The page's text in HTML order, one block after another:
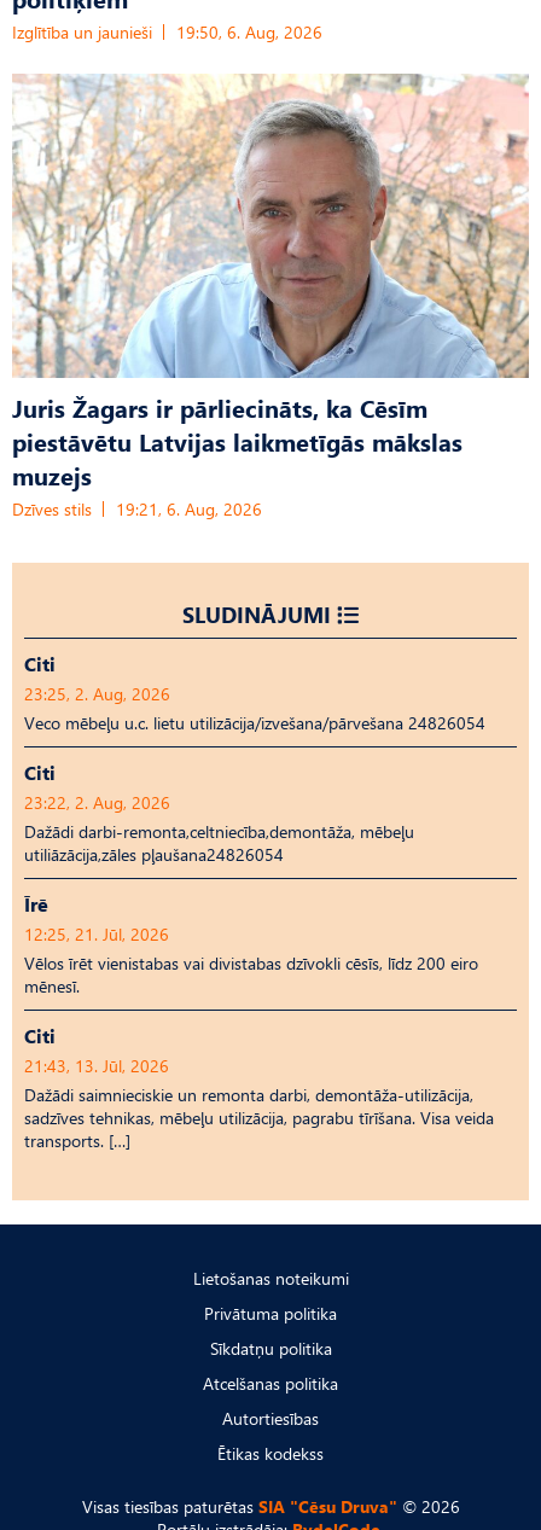
Izglītība un jaunieši 19:50, 6. Aug, 2026
Juris Žagars ir pārliecināts, ka Cēsīm
piestāvētu Latvijas laikmetīgās mākslas
muzejs
Dzīves stils 19:21, 6. Aug, 2026
SLUDINĀJUMI
Citi
23:25, 2. Aug, 2026
Veco mēbeļu u.c. lietu utilizācija/izvešana/pārvešana 24826054
Citi
23:22, 2. Aug, 2026
Dažādi darbi-remonta,celtniecība,demontāža, mēbeļu
utiliāzācija,zāles pļaušana24826054
Īrē
12:25, 21. Jūl, 2026
Vēlos īrēt vienistabas vai divistabas dzīvokli cēsīs, līdz 200 eiro
mēnesī.
Citi
21:43, 13. Jūl, 2026
Dažādi saimnieciskie un remonta darbi, demontāža-utilizācija,
sadzīves tehnikas, mēbeļu utilizācija, pagrabu tīrīšana. Visa veida
transports. […]
Lietošanas noteikumi
Privātuma politika
Sīkdatņu politika
Atcelšanas politika
Autortiesības
Ētikas kodekss
Visas tiesības paturētas SIA "Cēsu Druva" © 2026